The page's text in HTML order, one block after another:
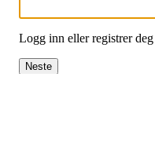
Logg inn eller registrer
Neste